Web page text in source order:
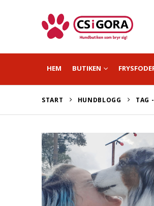
HEM BUTIKEN
START HUNDBLOGG TAG -